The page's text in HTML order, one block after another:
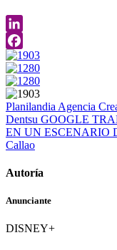
LinkedIn
Facebook
Planilandia Agencia
Dentsu GOOGLE
EN UN ESCENARIO
Callao
Autoría
Anunciante
DISNEY+